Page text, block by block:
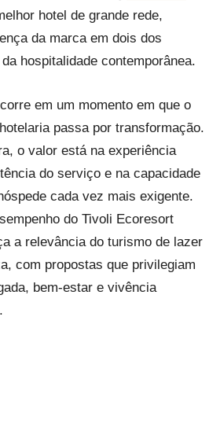
hotel de grande rede,
da marca em dois dos
hospitalidade contemporânea.
em um momento em que o
passa por transformação.
o valor está na experiência
do serviço e na capacidade
cada vez mais exigente.
do Tivoli Ecoresort
a relevância do turismo de lazer
com propostas que privilegiam
bem-estar e vivência